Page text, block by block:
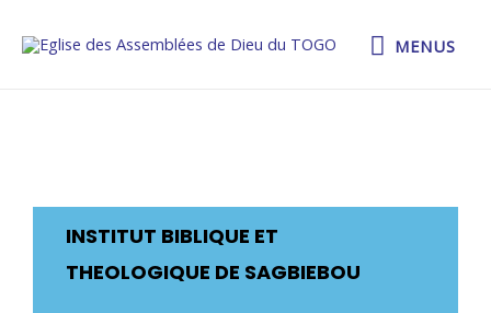
MENUS
INSTITUT BIBLIQUE ET
THEOLOGIQUE DE SAGBIEBOU